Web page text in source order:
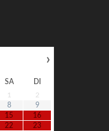
›
SA
DI
1
2
8
9
15
16
22
23